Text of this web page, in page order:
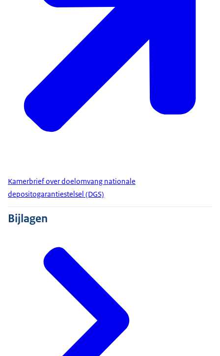
Kamerbrief over doelomvang nationale
depositogarantiestelsel (DGS)
Bijlagen